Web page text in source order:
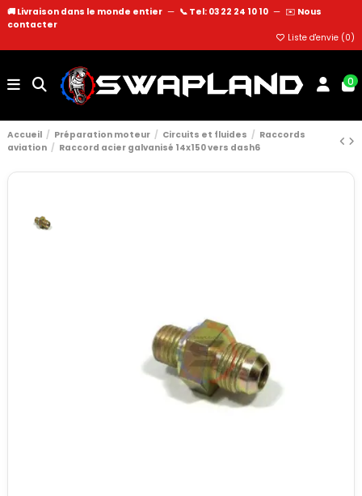
🚚 Livraison dans le monde entier — 📞 Tel: 03 22 24 10 10 — ✉️ Nous
contacter
Liste d'envie (0)
0
Accueil Préparation moteur Circuits et fluides
Raccords
aviation
Raccord acier galvanisé 14x150 vers dash6